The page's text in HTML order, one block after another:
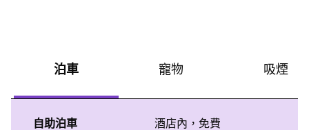
泊車 寵物 吸煙
自助泊車 酒店內 ， 免費